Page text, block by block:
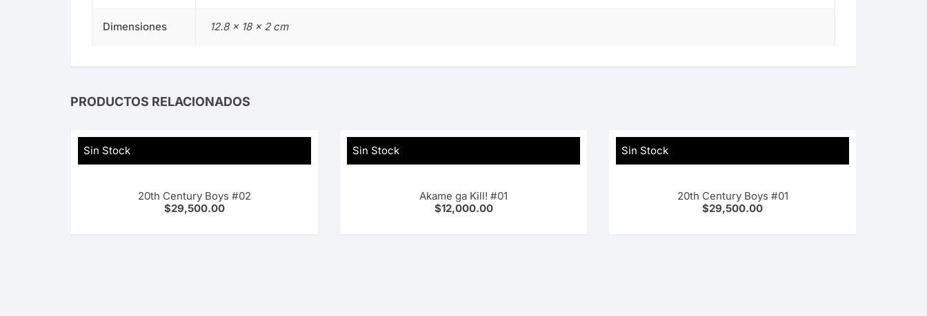
Dimensiones 12.8 × 18 × 2 cm
PRODUCTOS RELACIONADOS
Sin Stock
20th Century Boys #02
$29,500.00
Sin Stock
Akame ga Kill! #01
$12,000.00
Sin Stock
20th Century Boys #01
$29,500.00